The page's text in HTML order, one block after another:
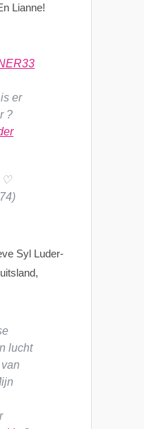
Lianne!
er
?
♡
Syl Luder-
lucht